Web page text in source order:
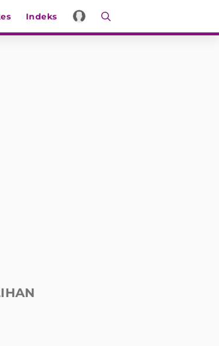
Indeks